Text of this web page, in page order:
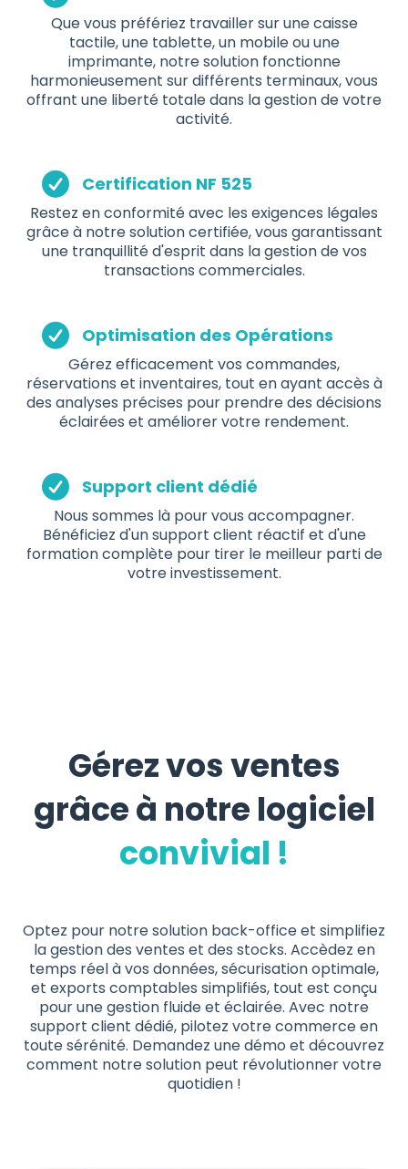
Que vous préfériez travailler sur une caisse
tactile, une tablette, un mobile ou une
imprimante, notre solution fonctionne
harmonieusement sur différents terminaux, vous
offrant une liberté totale dans la gestion de votre
activité.
Certification NF 525
Restez en conformité avec les exigences légales
grâce à notre solution certifiée, vous garantissant
une tranquillité d'esprit dans la gestion de vos
transactions commerciales.
Optimisation des Opérations
Gérez efficacement vos commandes,
réservations et inventaires, tout en ayant accès à
des analyses précises pour prendre des décisions
éclairées et améliorer votre rendement.
Support client dédié
Nous sommes là pour vous accompagner.
Bénéficiez d'un support client réactif et d'une
formation complète pour tirer le meilleur parti de
votre investissement.
Gérez vos ventes
grâce à notre logiciel
convivial !
Optez pour notre solution back-office et simplifiez
la gestion des ventes et des stocks. Accèdez en
temps réel à vos données, sécurisation optimale,
et exports comptables simplifiés, tout est conçu
pour une gestion fluide et éclairée. Avec notre
support client dédié, pilotez votre commerce en
toute sérénité. Demandez une démo et découvrez
comment notre solution peut révolutionner votre
quotidien !